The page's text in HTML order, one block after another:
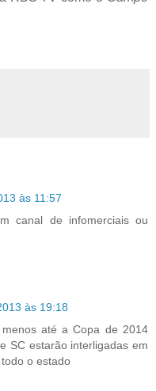
às 11:57
canal de infomerciais ou
às 19:18
até a Copa de 2014
SC estarão interligadas em
o estado